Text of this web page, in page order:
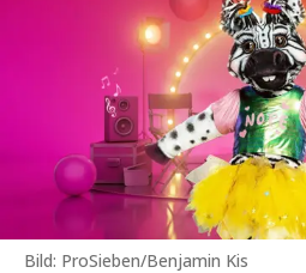
Bild: ProSieben/Benjamin Kis